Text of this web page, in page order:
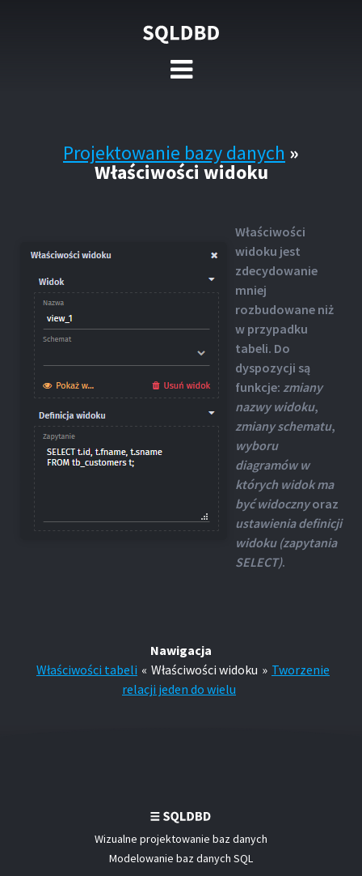
Projektowanie bazy danych »
Właściwości widoku
Właściwości
widoku jest
zdecydowanie
mniej
rozbudowane niż
w przypadku
tabeli. Do
dyspozycji są
funkcje: zmiany
nazwy widoku,
zmiany schematu,
wyboru
diagramów w
których widok ma
być widocznyoraz
ustawienia definicji
widoku (zapytania
SELECT).
Nawigacja
Właściwości tabeli « Właściwości widoku » Tworzenie
relacji jeden do wielu
Wizualne projektowanie baz danych
Modelowanie baz danych SQL